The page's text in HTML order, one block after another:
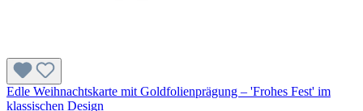
Edle Weihnachtskarte mit Goldfolienprägung – 'Frohes Fest' im
klassischen Design